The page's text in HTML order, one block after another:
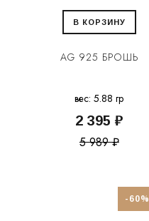
В КОРЗИНУ
AG 925 БРОШЬ
вес: 5.88 гр
2 395 ₽
5 989 ₽
-60%